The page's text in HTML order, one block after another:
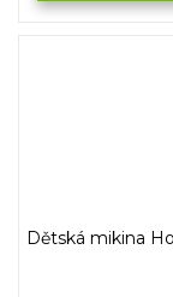
Dětská mikina